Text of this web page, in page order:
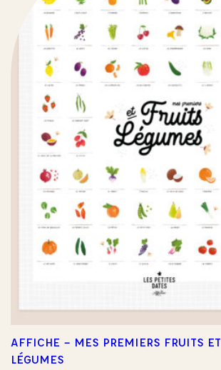
AFFICHE – MES PREMIERS FRUITS ET
LÉGUMES